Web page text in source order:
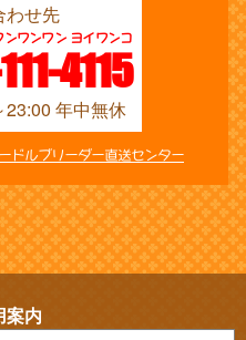
わせ先
4115
ンワンワン ヨイワンコ
年中無休
ドルブリーダー直送センター
案内